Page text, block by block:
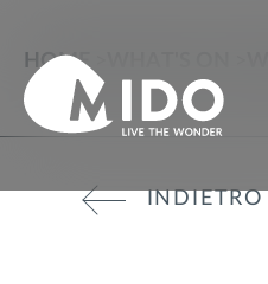
HOME
INDIETRO